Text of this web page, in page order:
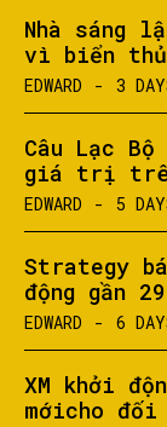
Nhà sáng
vì biển
EDWARD - 3
Câu Lạc
giá trị
EDWARD - 5
Strategy
động gần
EDWARD - 6
XM khởi
mớicho